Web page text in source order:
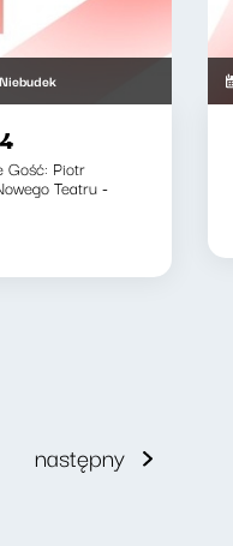
Gość: Piotr
Teatru -
następny